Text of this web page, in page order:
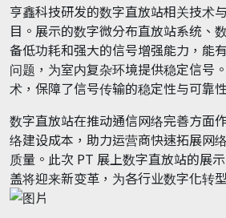
亨鑫科技研发的数字直放站相关技术
目。展示的数字微分布直放站系统、
备低功耗和强大的信号增强能力，能
问题，为室内复杂环境提供稳定信号
术，保障了信号传输的稳定性与可靠
数字直放站在推动通信网络完善方面
络建设成本，助力运营商快速拓展网
质量。此次 PT 展上数字直放站的展
盖将迎来新变革，为各行业数字化转